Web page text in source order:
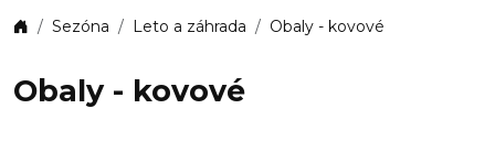
Sezóna Leto a záhrada Obaly - kovové
Obaly - kovové